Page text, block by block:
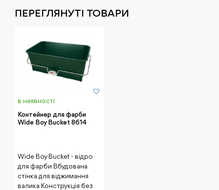
ПЕРЕГЛЯНУТI ТОВАРИ
в наявності
Контейнер для фарби
Wide Boy Bucket 8614
Wide Boy Bucket - відро
для фарби Вбудована
стінка для віджимання
валика Конструкція без